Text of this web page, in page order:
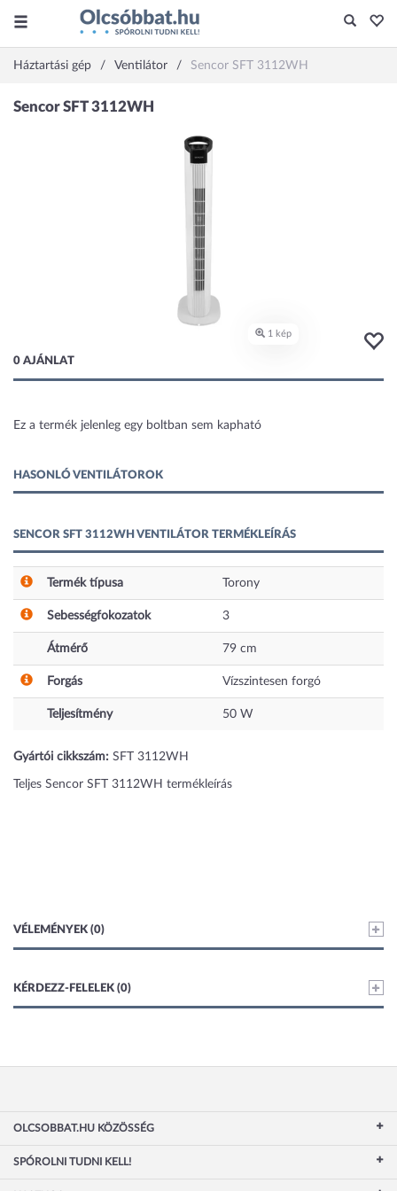
Háztartási gép Ventilátor Sencor SFT 3112WH
0 AJÁNLAT
Ez a termék jelenleg egy boltban sem kapható
HASONLÓ VENTILÁTOROK
SENCOR SFT 3112WH VENTILÁTOR TERMÉKLEÍRÁS
Termék típusa Torony
Sebességfokozatok 3
Átmérő 79 cm
Forgás Vízszintesen forgó
Teljesítmény 50 W
Gyártói cikkszám: SFT 3112WH
Teljes Sencor SFT 3112WH termékleírás
VÉLEMÉNYEK (0)
KÉRDEZZ-FELELEK (0)
OLCSOBBAT.HU KÖZÖSSÉG
SPÓROLNI TUDNI KELL!